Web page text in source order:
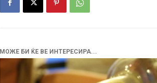
МОЖЕ БИ ЌЕ ВЕ ИНТЕРЕСИРА...